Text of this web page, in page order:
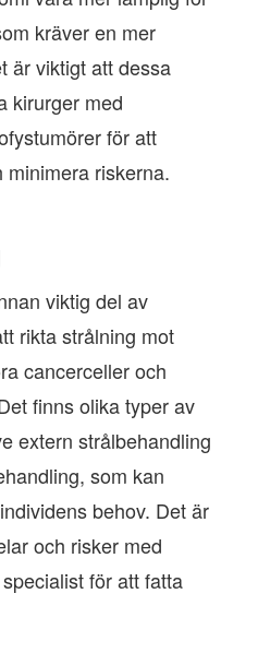
kräver en mer
är viktigt att dessa
kirurger med
för att
riskerna.
viktig del av
rikta strålning mot
cancerceller och
finns olika typer av
extern strålbehandling
som kan
behov. Det är
och risker med
för att fatta